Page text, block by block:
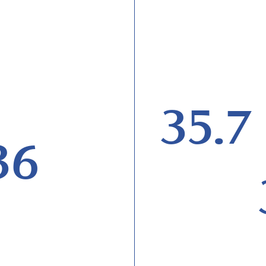
35.7